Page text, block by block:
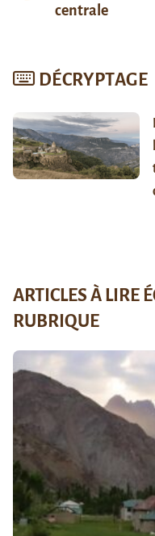
centrale
DÉCRYPTAGE
ARTICLES À LIRE
RUBRIQUE